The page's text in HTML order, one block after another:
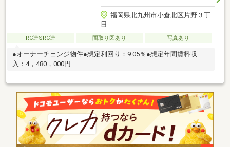
福岡県北九州市小倉北区片野３丁
目
RC造SRC造 間取り図あり 写真あり
●オーナーチェンジ物件●想定利回り：9.05％●想定年間賃料収
入：4，480，000円